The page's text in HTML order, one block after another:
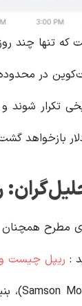
چند روز قبل، در
۱۱۱,۷۰۰ دلار در نوسان
مطرح همچنان
: ریپل چیست و